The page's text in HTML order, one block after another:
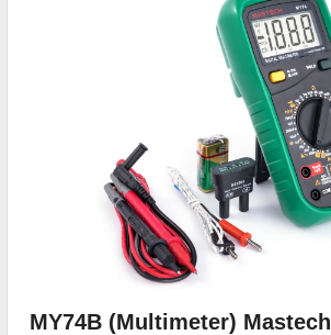
MY74B (Multimeter) Mastech